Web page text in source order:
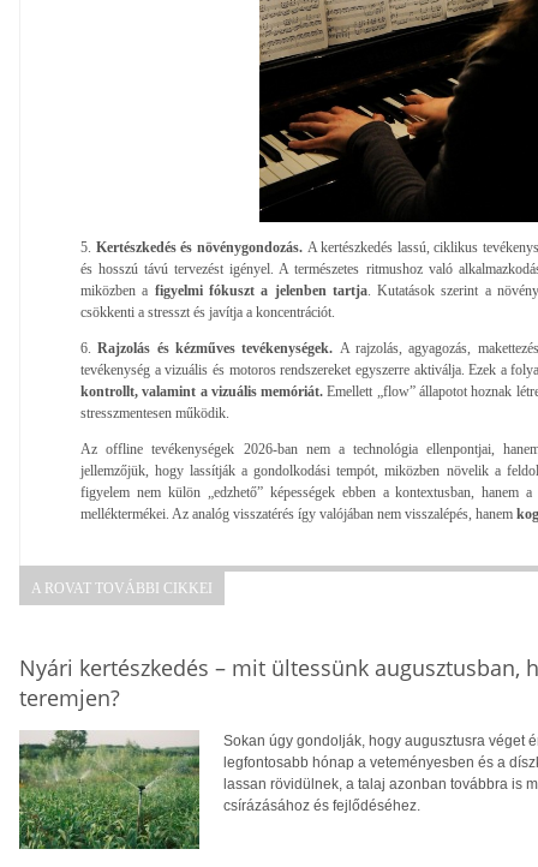
5. Kertészkedés és növénygondozás. A kertészkedés lassú, ciklikus
és hosszú távú tervezést igényel. A természetes ritmushoz való
miközben a figyelmi fókuszt a jelenben tartja. Kutatások szerint a
csökkenti a stresszt és javítja a koncentrációt.
6.Rajzolás és kézműves tevékenységek. A rajzolás, agyagozás,
tevékenység a vizuális és motoros rendszereket egyszerre aktiválja. Ezek a
kontrollt, valamint a vizuális memóriát. Emellett „flow” állapotot hoznak
stresszmentesen működik.
Az offline tevékenységek 2026-ban nem a technológia ellenpontjai,
jellemzőjük, hogy lassítják a gondolkodási tempót, miközben növelik a
figyelem nem külön „edzhető” képességek ebben a kontextusban, hanem a
melléktermékei. Az analóg visszatérés így valójában nem visszalépés, hanem
A ROVAT TOVÁBBI CIKKEI
Nyári kertészkedés – mit ültessünk augusztusban,
teremjen?
Sokan úgy gondolják, hogy augusztusra véget
legfontosabb hónap a veteményesben és a
lassan rövidülnek, a talaj azonban továbbra is
csírázásához és fejlődéséhez.